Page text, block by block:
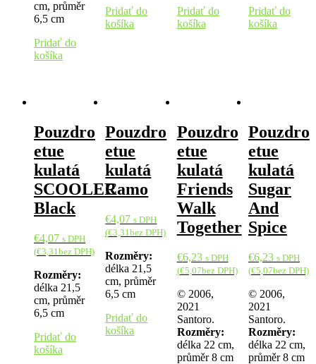
cm, průměr
6,5 cm
Pridať do
košíka
Pridať do
košíka
Pridať do
košíka
Pridať do
košíka
Pouzdro
etue
kulatá
SCOOLER
Black
€4,07 s DPH
(€3,31 bez DPH)
Rozměry:
délka 21,5
cm, průměr
6,5 cm
Pridať do
košíka
Pouzdro
etue
kulatá
Camo
€4,07 s DPH
(€3,31bez DPH)
Rozměry:
délka 21,5
cm, průměr
6,5 cm
Pridať do
košíka
Pouzdro
etue
kulatá
Friends
Walk
Together
€6,23 s DPH
(€5,07bez DPH)
© 2006,
2021
Santoro.
Rozměry:
délka 22 cm,
průměr 8 cm
Pouzdro
etue
kulatá
Sugar
And
Spice
€6,23 s DPH
(€5,07bez DPH)
© 2006,
2021
Santoro.
Rozměry:
délka 22 cm,
průměr 8 cm